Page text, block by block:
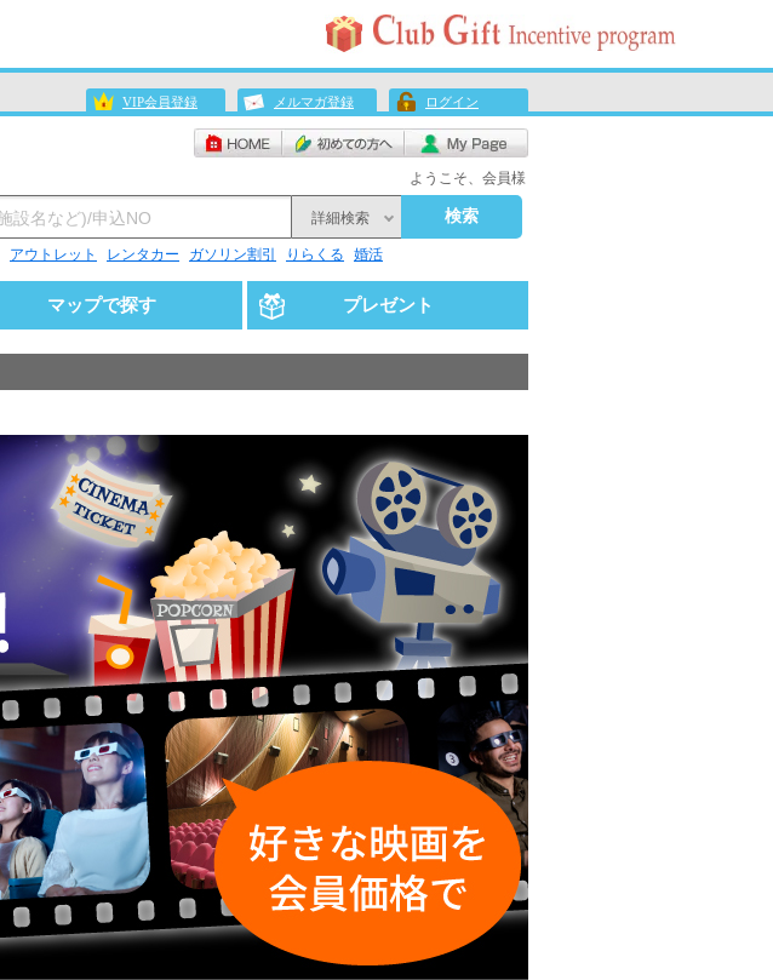
VIP会員登録 メルマガ登録 ログイン
ようこそ、会員様
詳細検索 検索
アウトレット レンタカー ガソリン割引 りらくる 婚活
マップで探す プレゼント